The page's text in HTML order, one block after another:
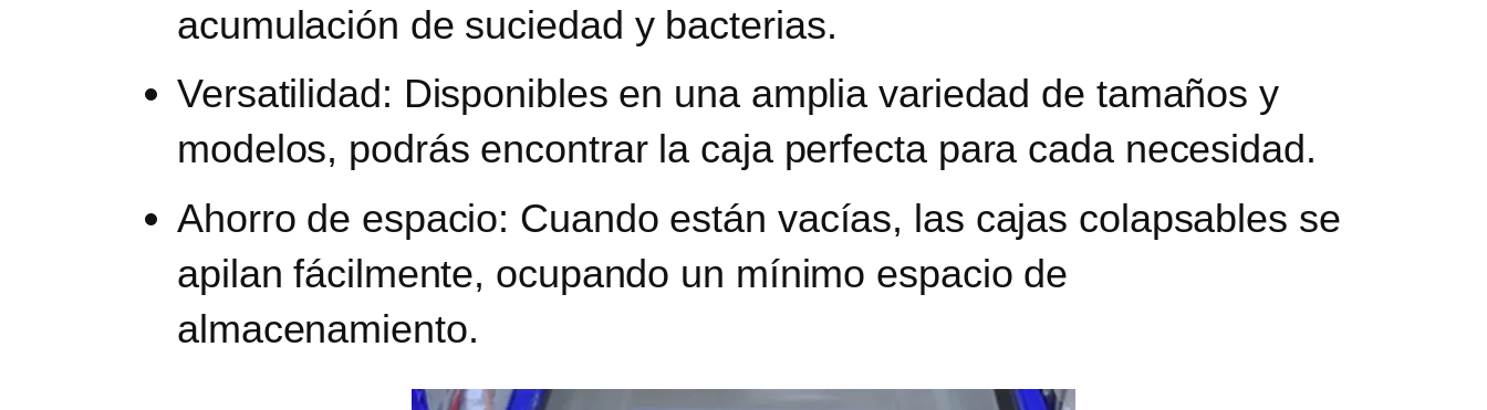
acumulación de suciedad y bacterias.
Versatilidad: Disponibles en una amplia variedad de tamaños y
modelos, podrás encontrar la caja perfecta para cada necesidad.
Ahorro de espacio: Cuando están vacías, las cajas colapsables se
apilan fácilmente, ocupando un mínimo espacio de
almacenamiento.